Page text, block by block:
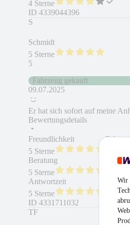
Wir
4 Sterne
ID 4339044396
S
Schmidt
5 Sterne
5
Fahrzeug gekauft
09.07.2025
Er hat sich sofort auf meine
Bewertungsdetails
Freundlichkeit
5 Sterne
Beratung
5 Sterne
Antwortzeit
5 Sterne
ID 4331711032
TF